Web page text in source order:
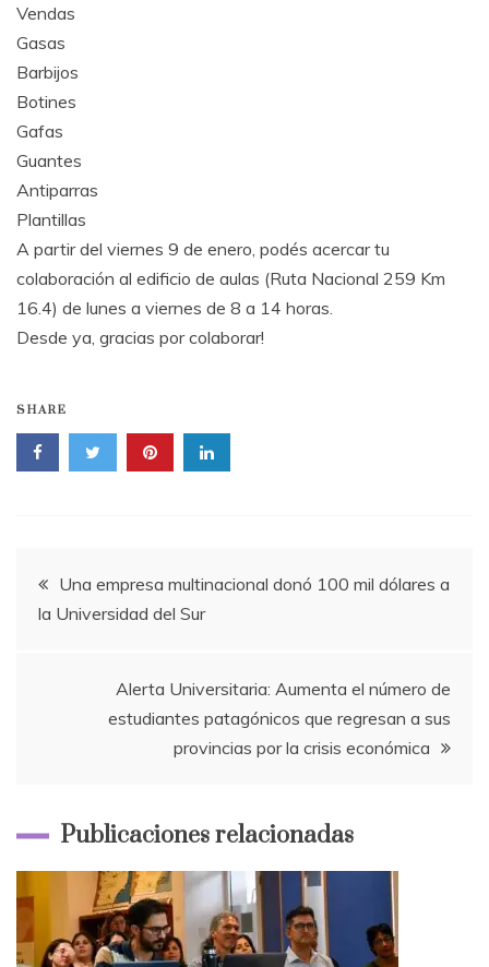
Vendas
Gasas
Barbijos
Botines
Gafas
Guantes
Antiparras
Plantillas
A partir del viernes 9 de enero, podés acercar tu
colaboración al edificio de aulas (Ruta Nacional 259 Km
16.4) de lunes a viernes de 8 a 14 horas.
Desde ya, gracias por colaborar!
SHARE
Navegación
de
entradas
Una empresa multinacional donó 100 mil dólares a
la Universidad del Sur
Alerta Universitaria: Aumenta el número de
estudiantes patagónicos que regresan a sus
provincias por la crisis económica
Publicaciones relacionadas